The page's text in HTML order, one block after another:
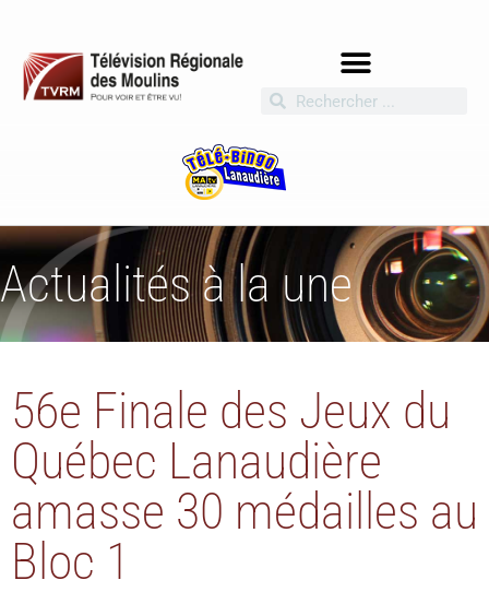
Actualités à la une
56e Finale des Jeux du
Québec Lanaudière
amasse 30 médailles au
Bloc 1